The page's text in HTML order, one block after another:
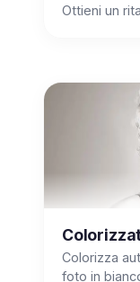
Ottieni un
Colorizza
foto in